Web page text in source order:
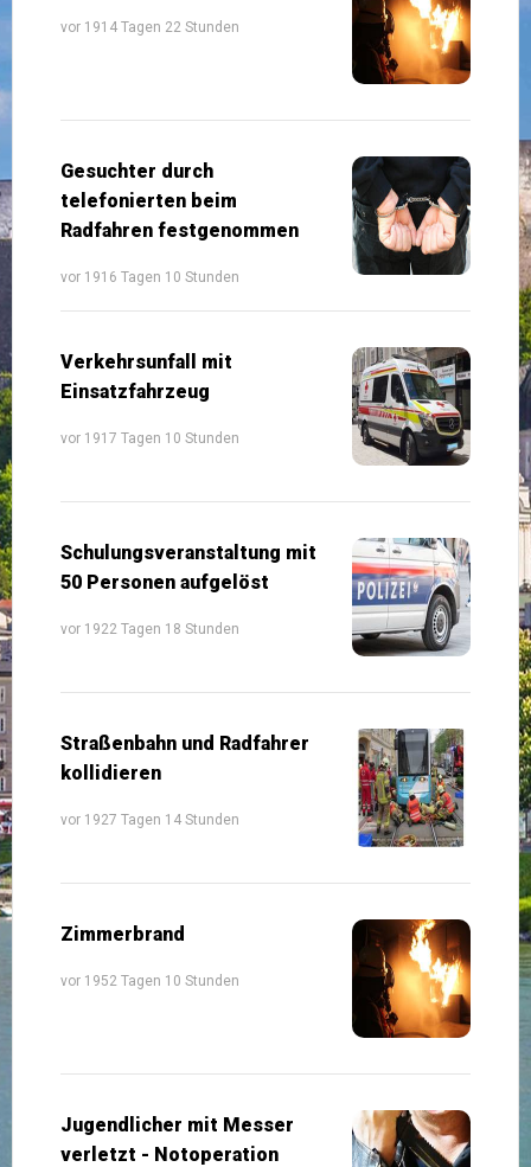
vor 1914 Tagen 22 Stunden
Gesuchter durch
telefonierten beim
Radfahren festgenommen
vor 1916 Tagen 10 Stunden
Verkehrsunfall mit
Einsatzfahrzeug
vor 1917 Tagen 10 Stunden
Schulungsveranstaltung mit
50 Personen aufgelöst
vor 1922 Tagen 18 Stunden
Straßenbahn und Radfahrer
kollidieren
vor 1927 Tagen 14 Stunden
Zimmerbrand
vor 1952 Tagen 10 Stunden
Jugendlicher mit Messer
verletzt - Notoperation